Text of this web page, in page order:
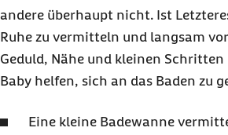
andere überhaupt nicht. Ist
Ruhe zu vermitteln und langsam
Geduld, Nähe und kleinen
Baby helfen, sich an das Baden zu
Eine kleine Badewanne